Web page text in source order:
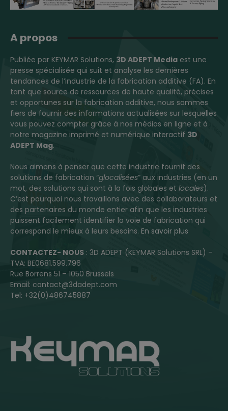
A propos
Publiée par KEYMAR Solutions, 3D ADEPT Media est une
presse spécialisée qui suit et analyse les dernières
tendances de l’industrie de la fabrication additive (FA). En
tant que source de ressources de haute qualité, précises
et opportunes sur la fabrication additive, nous sommes
fiers de fournir des informations actualisées sur lesquelles
vous pouvez compter grâce à nos médias en ligne et à
notre magazine imprimé et numérique interactif 3D
ADEPT Mag.
Nous aimons à penser que cette industrie fournit des
solutions de fabrication “glocalisées” aux industries (en un
mot, des solutions qui sont à la fois globales et locales).
C’est pourquoi nous travaillons avec des collaborateurs et
des partenaires du monde entier afin que les industries
puissent facilement identifier la voie de fabrication qui
correspond le mieux à leurs besoins. En savoir plus
CONTACTEZ- NOUS : 3D ADEPT (KEYMAR Solutions SRL) –
TVA: BE0681.599.796
Rue Borrens 51 – 1050 Brussels
Email: contact@3dadept.com
Tel: +32(0)486745887